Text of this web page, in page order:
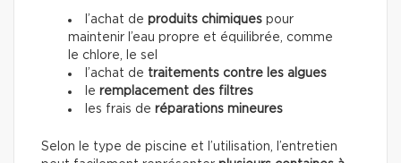
l’achat de produits chimiques pour
maintenir l’eau propre et équilibrée, comme
le chlore, le sel
l’achat de traitements contre les algues
le remplacement des filtres
les frais de réparations mineures
Selon le type de piscine et l’utilisation, l’entretien